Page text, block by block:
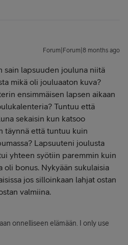
Forum|Forum|8 months ago
sain lapsuuden jouluna niitä
mikä oli jouluaaton kuva?
ensimmäisen lapsen aikaan
Tuntuu että
sekaisin kun katsoo
täynnä että tuntuu kuin
Lapsuuteni joulusta
yhteen syötiin paremmin kuin
bonus. Nykyään sukulaisia
jos silloinkaan lahjat ostan
valmiina.
onnelliseen elämään. I only use